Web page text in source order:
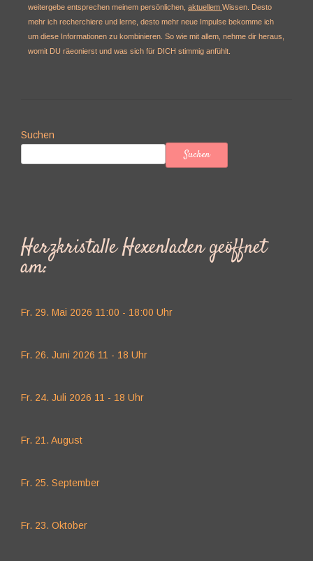
weitergebe entsprechen meinem persönlichen, aktuellem Wissen. Desto
mehr ich recherchiere und lerne, desto mehr neue Impulse bekomme ich
um diese Informationen zu kombinieren. So wie mit allem, nehme dir heraus,
womit DU räeonierst und was sich für DICH stimmig anfühlt.
Suchen
Suchen
Herzkristalle Hexenladen geöffnet
am:
Fr. 29. Mai 2026 11:00 - 18:00 Uhr
Fr. 26. Juni 2026 11 - 18 Uhr
Fr. 24. Juli 2026 11 - 18 Uhr
Fr. 21. August
Fr. 25. September
Fr. 23. Oktober